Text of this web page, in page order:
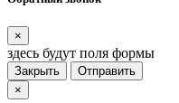
×
здесь будут поля формы
Закрыть
Отправить
×